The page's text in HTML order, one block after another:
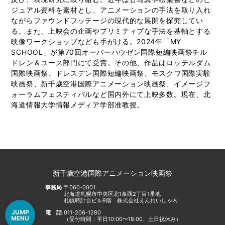
ジュアル資料を素材とし、アニメーションの手法を取り入れ
ながらファウンドフッテージの現代的な展開を探究してい
る。また、上映会の企画やプリミティブな手法を基軸とする
映像ワークショップなども手がける。2024年「MY
SCHOOL」が第70回オーバーハウゼン国際短編映画祭チル
ドレン＆ユース部門にて受賞。その他、作品はロッテルダム
国際映画祭、ドレスデン国際短編映画祭、モスクワ国際実験
映画祭、新千歳空港国際アニメーション映画祭、イメージフ
ォーラムフェスティバルなど国内外にて上映多数。現在、北
海道情報大学情報メディア学部准教授。
新千歳空港国際アニメーション映画祭
事務局 〒060-0001
北海道札幌市中央区北1条西2丁目1番地
札幌時計台ビル9階 株式会社えんれいしゃ内
電話 011-206-1280
（受付時間：平日10:00〜18:00、土日祝休み）
JUMP
MENU